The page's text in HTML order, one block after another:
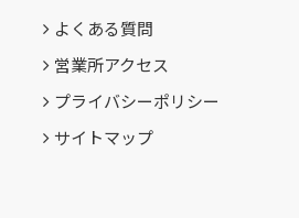
よくある質問
営業所アクセス
プライバシーポリシー
サイトマップ